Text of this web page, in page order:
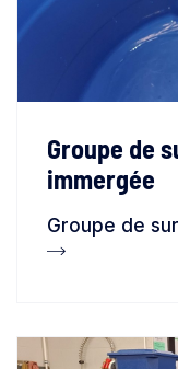
Groupe de
immergée